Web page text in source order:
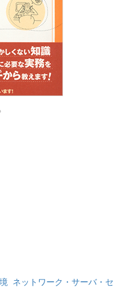
ネットワーク・サーバ・セ